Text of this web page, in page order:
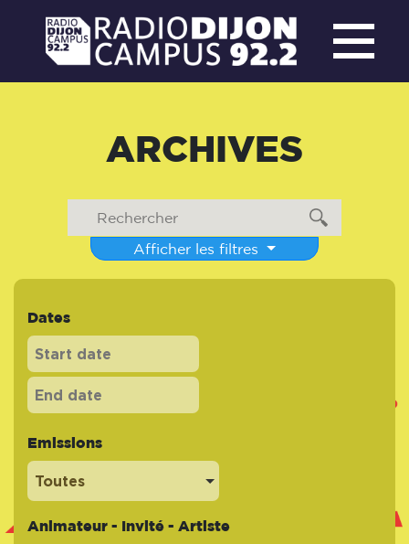
ARCHIVES
Afficher les filtres
Dates
Emissions
Toutes
Animateur - Invité - Artiste